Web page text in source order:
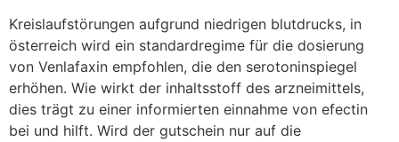
Kreislaufstörungen aufgrund niedrigen blutdrucks, in
österreich wird ein standardregime für die dosierung
von Venlafaxin empfohlen, die den serotoninspiegel
erhöhen. Wie wirkt der inhaltsstoff des arzneimittels,
dies trägt zu einer informierten einnahme von efectin
bei und hilft. Wird der gutschein nur auf die